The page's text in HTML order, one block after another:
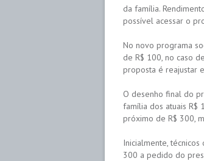
da família.
possível acessar o
No novo programa
de R$ 100, no caso
proposta é reajustar
O desenho final do
família dos atuais R$
próximo de R$ 300,
Inicialmente,
300 a pedido do